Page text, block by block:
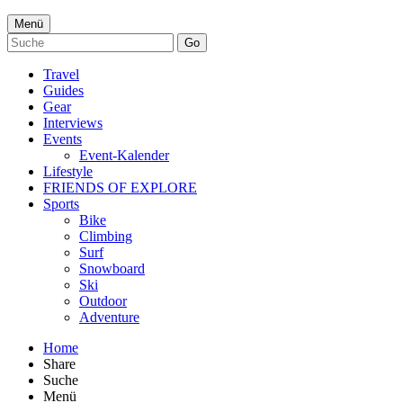
Menü
Go
Travel
Guides
Gear
Interviews
Events
Event-Kalender
Lifestyle
FRIENDS OF EXPLORE
Sports
Bike
Climbing
Surf
Snowboard
Ski
Outdoor
Adventure
Home
Share
Suche
Menü